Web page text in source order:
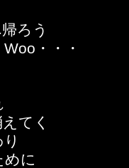
ろう
・・・
てく
に